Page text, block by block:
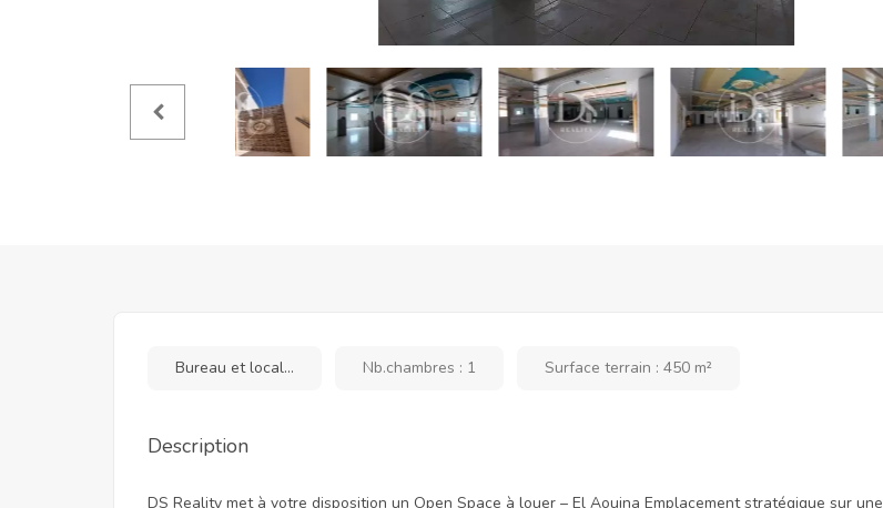
Bureau et local... Nb.chambres : 1 Surface terrain : 450 m²
Description
DS Reality met à votre disposition un Open Space à louer – El Aouina Emplacement stratégique sur une